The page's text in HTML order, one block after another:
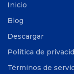
Inicio
Blog
Descargar
Política de
Términos de